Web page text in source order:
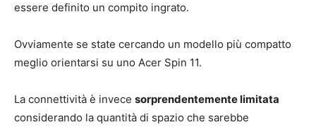
essere definito un compito ingrato.
Ovviamente se state cercando un modello più compatto
meglio orientarsi su uno Acer Spin 11.
La connettività è invece sorprendentemente limitata
considerando la quantità di spazio che sarebbe